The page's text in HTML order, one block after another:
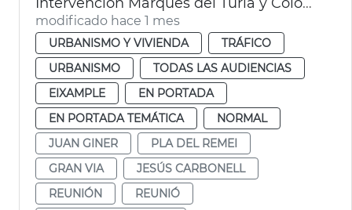
modificado hace 1 mes
URBANISMO Y VIVIENDA
TRÁFICO
URBANISMO
TODAS LAS AUDIENCIAS
EIXAMPLE
EN PORTADA
EN PORTADA TEMÁTICA
NORMAL
JUAN GINER
PLA DEL REMEI
GRAN VIA
JESÚS CARBONELL
REUNIÓN
REUNIÓ